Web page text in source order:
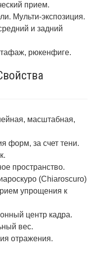
прием.
Мульти-экспозиция.
и задний
рюкенфиге.
масштабная,
форм, за счет тени.
пространство.
(Chiaroscuro)
упрощения к
центр кадра.
вес.
отражения.